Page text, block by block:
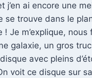
j’en ai encore une
se trouve dans le
! Je m’explique, nous
galaxie, un gros
avec pleins
voit ce disque sur